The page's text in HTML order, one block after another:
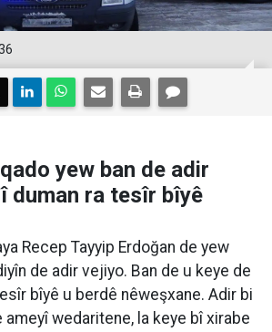
yew ban de adir
duman ra tesîr bîyê
Recep Tayyip Erdoğan de yew
de adir vejiyo. Ban de u keye de
bîyê u berdê nêweşxane. Adir bi
wedaritene, la keye bî xirabe